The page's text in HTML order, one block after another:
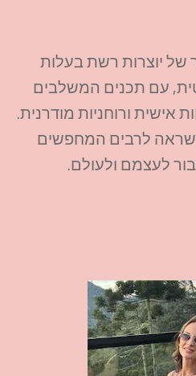
של יוצרות רשת בעלות
עם תכנים המשלבים
אישית ורוחניות מודרנית.
לרבים המחפשים
לעצמם ולעולם.​